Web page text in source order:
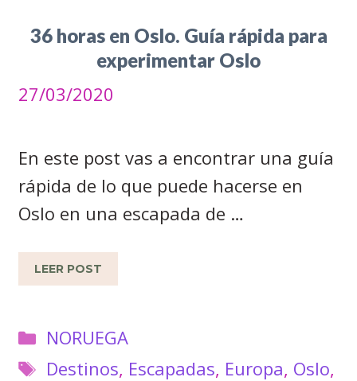
36 horas en Oslo. Guía rápida para
experimentar Oslo
27/03/2020
En este post vas a encontrar una guía
rápida de lo que puede hacerse en
Oslo en una escapada de …
LEER POST
Categorías
NORUEGA
Etiquetas
Destinos, Escapadas, Europa, Oslo,